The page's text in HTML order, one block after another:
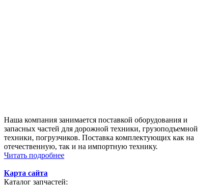
Наша компания занимается поставкой оборудования и
запасных частей для дорожной техники, грузоподъемной
техники, погрузчиков. Поставка комплектующих как на
отечественную, так и на импортную технику.
Читать подробнее
Карта сайта
Каталог запчастей: